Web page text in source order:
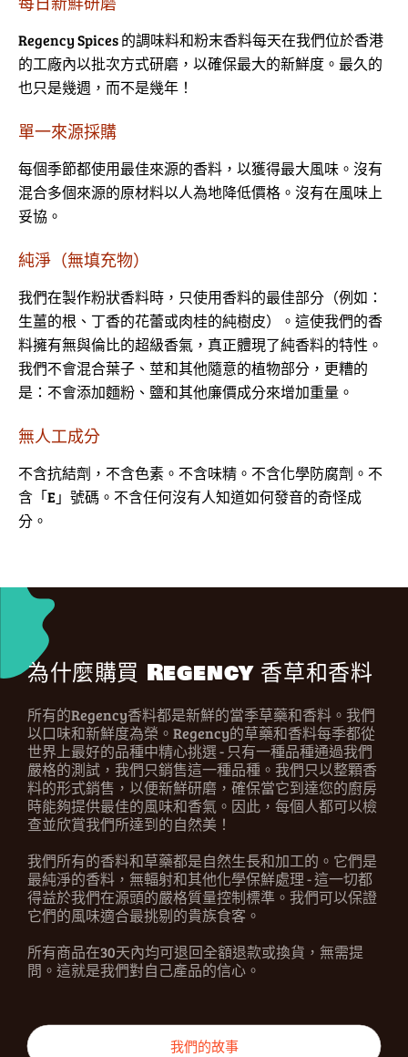
Regency Spices 的調味料和粉末香料每天在我們位於香港
的工廠內以批次方式研磨，以確保最大的新鮮度。最久的
也只是幾週，而不是幾年！
單一來源採購
每個季節都使用最佳來源的香料，以獲得最大風味。沒有
混合多個來源的原材料以人為地降低價格。沒有在風味上
妥協。
純淨（無填充物）
我們在製作粉狀香料時，只使用香料的最佳部分（例如：
生薑的根、丁香的花蕾或肉桂的純樹皮）。這使我們的香
料擁有無與倫比的超級香氣，真正體現了純香料的特性。
我們不會混合葉子、莖和其他隨意的植物部分，更糟的
是：不會添加麵粉、鹽和其他廉價成分來增加重量。
無人工成分
不含抗結劑，不含色素。不含味精。不含化學防腐劑。不
含「E」號碼。不含任何沒有人知道如何發音的奇怪成
分。
為什麼購買 Regency 香草和香料
所有的Regency香料都是新鮮的當季草藥和香料。我們
以口味和新鮮度為榮。Regency的草藥和香料每季都從
世界上最好的品種中精心挑選 - 只有一種品種通過我們
嚴格的測試，我們只銷售這一種品種。我們只以整顆香
料的形式銷售，以便新鮮研磨，確保當它到達您的廚房
時能夠提供最佳的風味和香氣。因此，每個人都可以檢
查並欣賞我們所達到的自然美！
我們所有的香料和草藥都是自然生長和加工的。它們是
最純淨的香料，無輻射和其他化學保鮮處理 - 這一切都
得益於我們在源頭的嚴格質量控制標準。我們可以保證
它們的風味適合最挑剔的貴族食客。
所有商品在30天內均可退回全額退款或換貨，無需提
問。這就是我們對自己產品的信心。
我們的故事